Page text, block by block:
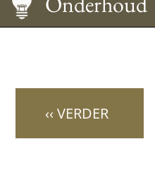
Maattabel
‹‹ VERDER